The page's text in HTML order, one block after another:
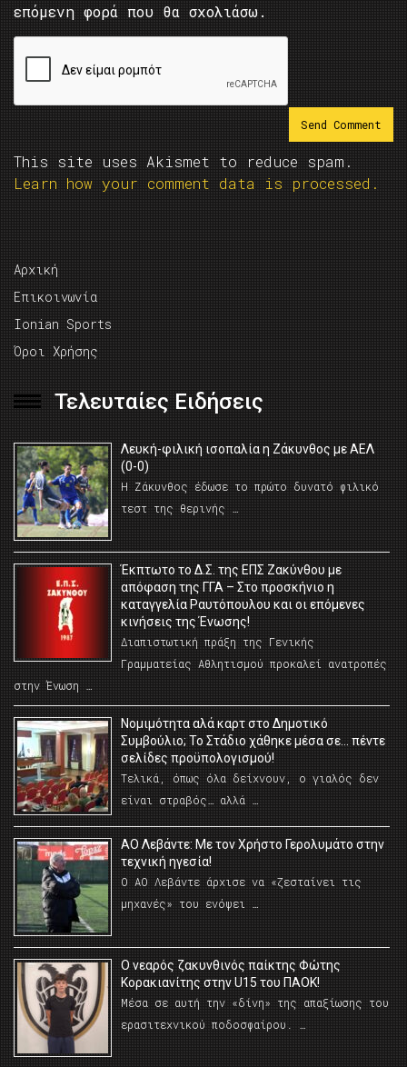
επόμενη φορά που θα σχολιάσω.
This site uses Akismet to reduce spam.
Learn how your comment data is processed.
Αρχική
Επικοινωνία
Ionian Sports
Όροι Χρήσης
Τελευταίες Ειδήσεις
Λευκή-φιλική ισοπαλία η Ζάκυνθος με ΑΕΛ
(0-0)
Η Ζάκυνθος έδωσε το πρώτο δυνατό φιλικό
τεστ της θερινής …
Έκπτωτο το Δ.Σ. της ΕΠΣ Ζακύνθου με
απόφαση της ΓΓΑ – Στο προσκήνιο η
καταγγελία Ραυτόπουλου και οι επόμενες
κινήσεις της Ένωσης!
Διαπιστωτική πράξη της Γενικής
Γραμματείας Αθλητισμού προκαλεί ανατροπές
στην Ένωση …
Νομιμότητα αλά καρτ στο Δημοτικό
Συμβούλιο; Το Στάδιο χάθηκε μέσα σε… πέντε
σελίδες προϋπολογισμού!
Τελικά, όπως όλα δείχνουν, ο γιαλός δεν
είναι στραβός… αλλά …
ΑΟ Λεβάντε: Με τον Χρήστο Γερολυμάτο στην
τεχνική ηγεσία!
Ο ΑΟ Λεβάντε άρχισε να «ζεσταίνει τις
μηχανές» του ενόψει …
O νεαρός ζακυνθινός παίκτης Φώτης
Κορακιανίτης στην U15 του ΠΑΟΚ!
Μέσα σε αυτή την «δίνη» της απαξίωσης του
ερασιτεχνικού ποδοσφαίρου. …